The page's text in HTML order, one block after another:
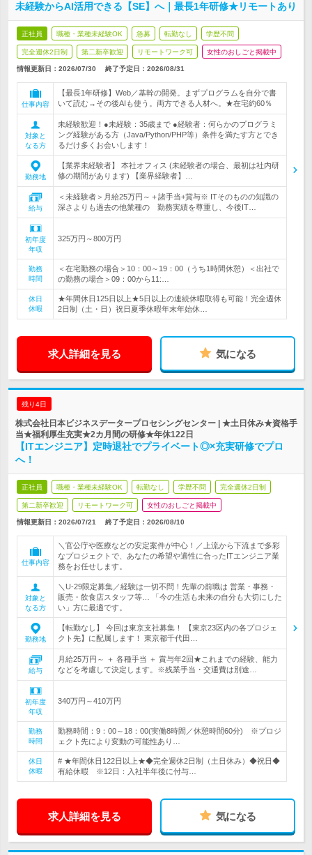
未経験からAI活用できる【SE】へ｜最長1年研修★リモートあり
正社員 職種・業種未経験OK 急募 転勤なし 学歴不問
完全週休2日制 第二新卒歓迎 リモートワーク可 女性のおしごと掲載中
情報更新日：2026/07/30 終了予定日： 2026/08/31
仕事内容
【最長1年研修】Web／基幹の開発。まずプログラムを自分で書
いて読む→その後AIも使う。両方できる人材へ。★在宅約60％
対象と
なる方
未経験歓迎！●未経験：35歳まで ●経験者：何らかのプログラミ
ング経験がある方（Java/Python/PHP等）条件を満たす方とでき
るだけ多くお会いします！
勤務地
【業界未経験者】 本社オフィス (未経験者の場合、最初は社内研
修の期間があります) 【業界経験者】…
給与
＜未経験者＞月給25万円～＋諸手当+賞与※ ITそのものの知識の
深さよりも過去の他業種の 勤務実績を尊重し、今後IT…
初年度
年収
325万円～800万円
勤務
時間
＜在宅勤務の場合＞10：00～19：00（うち1時間休憩）＜出社で
の勤務の場合＞09：00から11:…
休日
休暇
★年間休日125日以上★5日以上の連続休暇取得も可能！完全週休
2日制（土・日）祝日夏季休暇年末年始休…
求人詳細を見る 気になる
残り4日
株式会社日本ビジネスデータープロセシングセンター | ★土日休み★資格手
当★福利厚生充実★2カ月間の研修★年休122日
【ITエンジニア】定時退社でプライベート◎×充実研修でプロ
へ！
正社員 職種・業種未経験OK 転勤なし 学歴不問 完全週休2日制
第二新卒歓迎 リモートワーク可 女性のおしごと掲載中
情報更新日：2026/07/21 終了予定日： 2026/08/10
仕事内容
＼官公庁や医療などの安定案件が中心！／上流から下流まで多彩
なプロジェクトで、あなたの希望や適性に合ったITエンジニア業
務をお任せします。
対象と
なる方
＼U-29限定募集／経験は一切不問！先輩の前職は 営業・事務・
販売・飲食店スタッフ等… 「今の生活も未来の自分も大切にした
い」方に最適です。
勤務地
【転勤なし】 今回は東京支社募集！ 【東京23区内の各プロジェ
クト先】に配属します！ 東京都千代田…
給与
月給25万円～ ＋ 各種手当 ＋ 賞与年2回★これまでの経験、能力
などを考慮して決定します。※残業手当・交通費は別途…
初年度
年収
340万円～410万円
勤務
時間
勤務時間：9：00～18：00(実働8時間／休憩時間60分) ※プロジ
ェクト先により変動の可能性あり…
休日
休暇
# ★年間休日122日以上★◆完全週休2日制（土日休み）◆祝日◆
有給休暇 ※12日：入社半年後に付与…
求人詳細を見る 気になる